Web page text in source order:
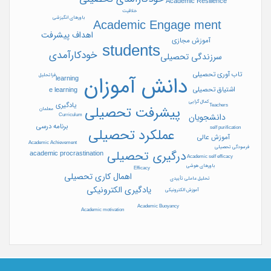
دانش آموزان
students
پیشرفت تحصیلی
عملکرد تحصیلی
Academic Engage ment
درگیری تحصیلی
خودکارآمدی
دانشجویان
سرزندگی تحصیلی
اهمال کاری تحصیلی
اهداف پیشرفت
یادگیری الکترونیکی
تاب آوری تحصیلی
آموزش مجازی
academic procrastination
e learning
learning
آموزش عالی
اشتیاق تحصیلی
برنامه درسی
یادگیری
خلاقیت
کمال گرایی
باورهای انگیزشی
باورهای هوشی
تحلیل عاملی تأییدی
آموزش الکترونیکی
Curriculum
Efficacy
Academic Buoyancy
Academic Achievement
Academic motivation
Academic self efficacy
self purification
Teachers
فراتحلیل
فرسودگی تحصیلی
معلمان